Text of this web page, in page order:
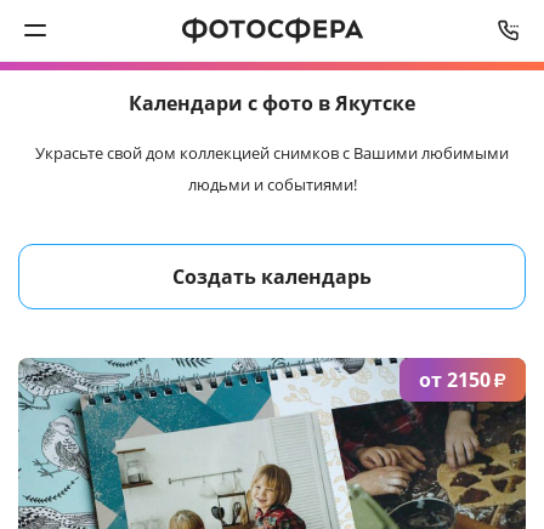
Календари
Интерьерная печать
Фотоподарки
Багетная мастерская
Полиграфия
Календари с фото в Якутске
Украсьте свой дом коллекцией снимковс Вашими любимыми
людьми и событиями!
Создать календарь
от 2150₽